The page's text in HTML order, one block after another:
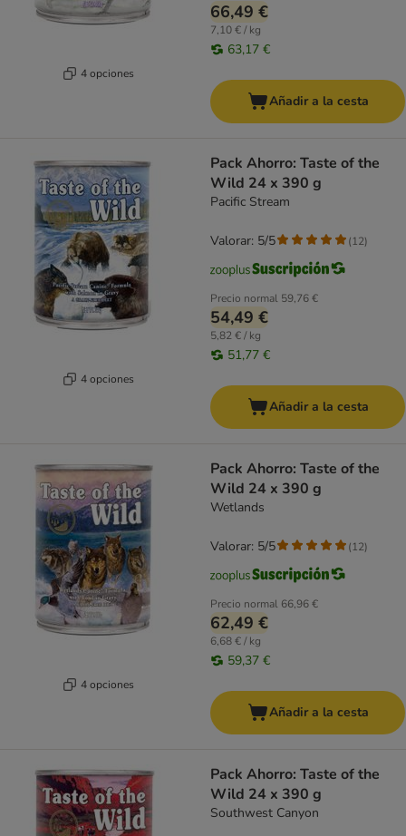
4 opciones
66,49 €
7,10 € / kg
63,17 €
Añadir a la cesta
4 opciones
Pack Ahorro: Taste of the
Wild 24 x 390 g
Pacific Stream
Precio normal 59,76 €
54,49 €
5,82 € / kg
51,77 €
Valorar: 5/5 (12)
Añadir a la cesta
4 opciones
Pack Ahorro: Taste of the
Wild 24 x 390 g
Wetlands
Precio normal 66,96 €
62,49 €
6,68 € / kg
59,37 €
Valorar: 5/5 (12)
Añadir a la cesta
Pack Ahorro: Taste of the
Wild 24 x 390 g
Southwest Canyon